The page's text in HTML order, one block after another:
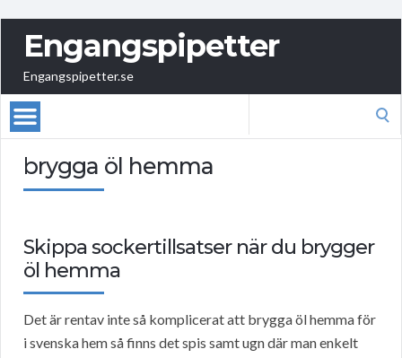
Engangspipetter
Engangspipetter.se
brygga öl hemma
Skippa sockertillsatser när du brygger
öl hemma
Det är rentav inte så komplicerat att brygga öl hemma för
i svenska hem så finns det spis samt ugn där man enkelt